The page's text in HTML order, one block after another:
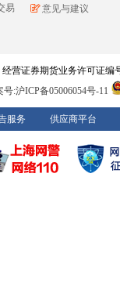
易
意见与建议
营证券期货业务许可证编
号:沪ICP备05006054号-11
服务 供应商平台